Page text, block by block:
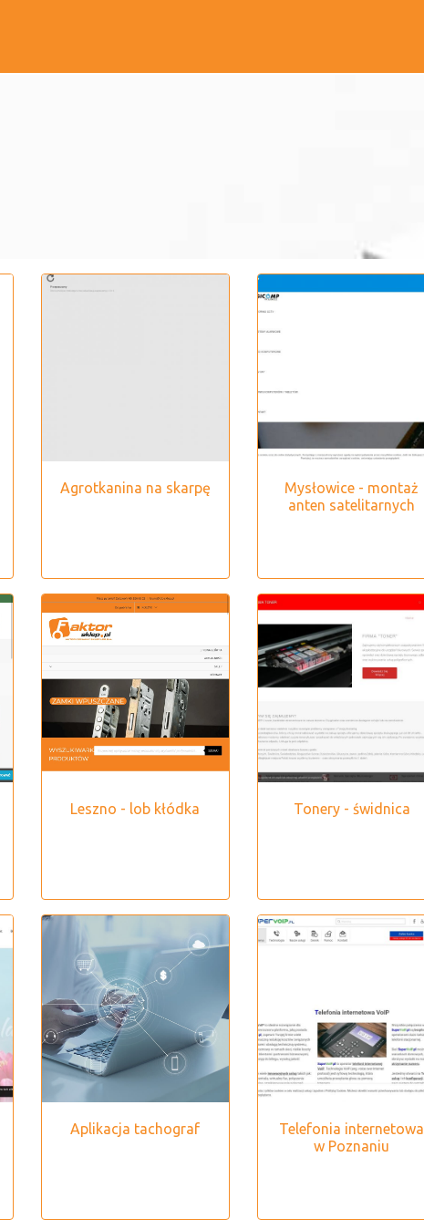
Agrotkanina na skarpę
Mysłowice - montaż
anten satelitarnych
Leszno - lob kłódka Tonery - świdnica
Aplikacja tachograf
Telefonia internetowa
w Poznaniu